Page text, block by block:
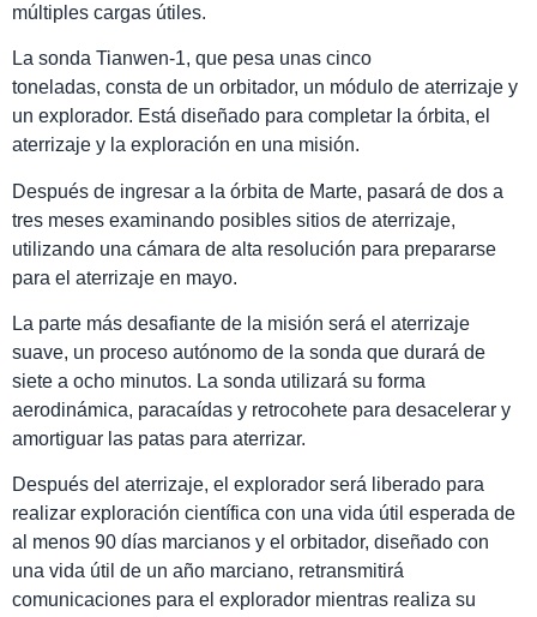
múltiples cargas útiles.
La sonda Tianwen-1, que pesa unas cinco
toneladas, consta de un orbitador, un módulo de aterrizaje y
un explorador. Está diseñado para completar la órbita, el
aterrizaje y la exploración en una misión.
Después de ingresar a la órbita de Marte, pasará de dos a
tres meses examinando posibles sitios de aterrizaje,
utilizando una cámara de alta resolución para prepararse
para el aterrizaje en mayo.
La parte más desafiante de la misión será el aterrizaje
suave, un proceso autónomo de la sonda que durará de
siete a ocho minutos. La sonda utilizará su forma
aerodinámica, paracaídas y retrocohete para desacelerar y
amortiguar las patas para aterrizar.
Después del aterrizaje, el explorador será liberado para
realizar exploración científica con una vida útil esperada de
al menos 90 días marcianos y el orbitador, diseñado con
una vida útil de un año marciano, retransmitirá
comunicaciones para el explorador mientras realiza su